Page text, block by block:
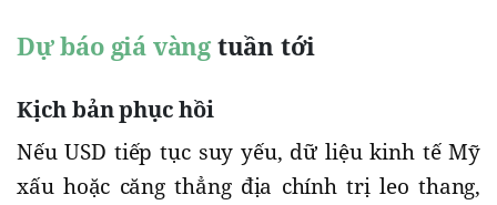
Dự báo giá vàng tuần tới
Kịch bản phục hồi
Nếu USD tiếp tục suy yếu, dữ liệu kinh tế Mỹ
xấu hoặc căng thẳng địa chính trị leo thang,